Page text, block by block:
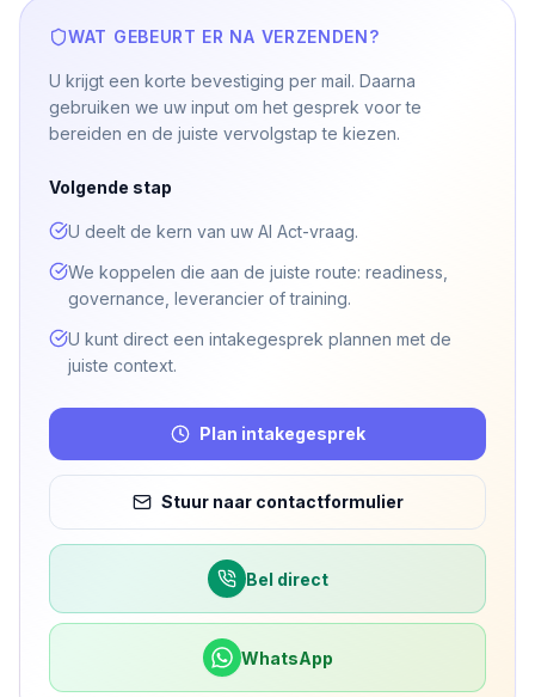
WAT GEBEURT ER NA VERZENDEN?
U krijgt een korte bevestiging per mail. Daarna
gebruiken we uw input om het gesprek voor te
bereiden en de juiste vervolgstap te kiezen.
Volgende stap
U deelt de kern van uw AI Act-vraag.
We koppelen die aan de juiste route: readiness,
governance, leverancier of training.
U kunt direct een intakegesprek plannen met de
juiste context.
Plan intakegesprek
Stuur naar contactformulier
Bel direct
WhatsApp